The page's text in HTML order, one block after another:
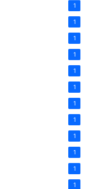
1
1
1
1
1
1
1
1
1
1
1
1